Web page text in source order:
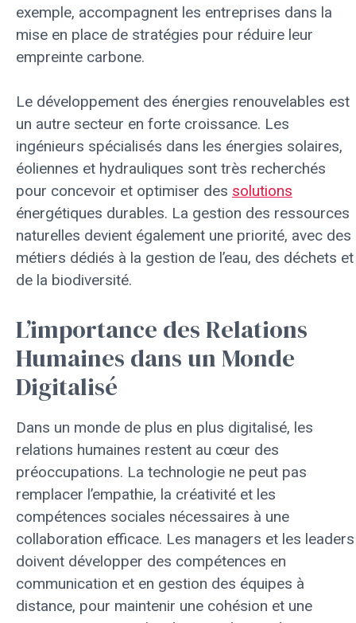
exemple, accompagnent les entreprises dans la
mise en place de stratégies pour réduire leur
empreinte carbone.
Le développement des énergies renouvelables est
un autre secteur en forte croissance. Les
ingénieurs spécialisés dans les énergies solaires,
éoliennes et hydrauliques sont très recherchés
pour concevoir et optimiser des solutions
énergétiques durables. La gestion des ressources
naturelles devient également une priorité, avec des
métiers dédiés à la gestion de l’eau, des déchets et
de la biodiversité.
L’importance des Relations
Humaines dans un Monde
Digitalisé
Dans un monde de plus en plus digitalisé, les
relations humaines restent au cœur des
préoccupations. La technologie ne peut pas
remplacer l’empathie, la créativité et les
compétences sociales nécessaires à une
collaboration efficace. Les managers et les leaders
doivent développer des compétences en
communication et en gestion des équipes à
distance, pour maintenir une cohésion et une